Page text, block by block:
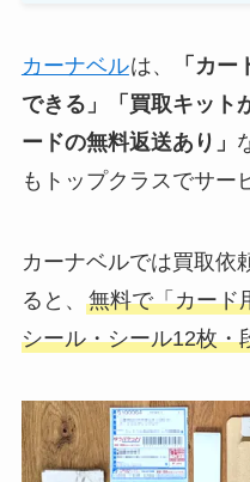
カーナベルは、
「カ
できる」「買取キット
ードの無料返送あり」
もトップクラスでサー
カーナベルでは買取依
ると、 無料で「カード
シール・シール12枚・